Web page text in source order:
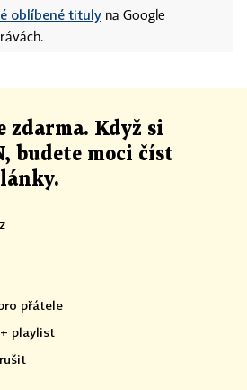
oblíbené tituly na Google
zdarma. Když si
budete moci číst
.
přátele
playlist